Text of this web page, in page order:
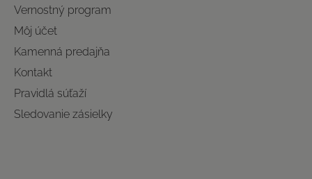
Vernostný program
Môj účet
Kamenná predajňa
Kontakt
Pravidlá súťaží
Sledovanie zásielky